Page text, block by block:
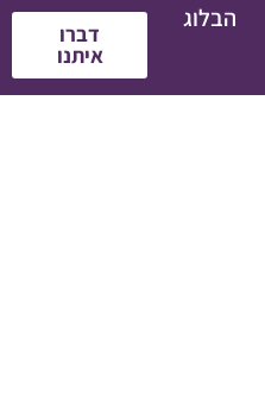
הבלוג
דברו
איתנו